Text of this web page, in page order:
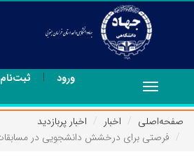
ورود | ثبت‌نام
Toggle
navigation
صفحه‌اصلی
اخبار
اخبار پربازدید
فرصتی برای درخشش دانشجویی در